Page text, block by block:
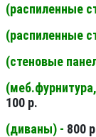
(распиленные
(распиленные
(стеновые
100 р.
(диваны) - 800